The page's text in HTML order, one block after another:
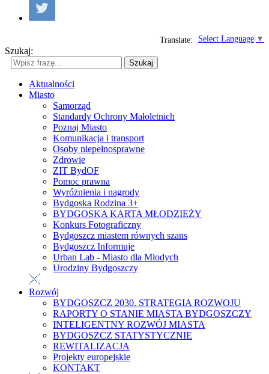
Select Language ▼
Translate:
Szukaj:
Szukaj
Aktualności
Miasto
Samorząd
Standardy Ochrony Małoletnich
Poznaj Miasto
Komunikacja i transport
Osoby niepełnosprawne
Zdrowie
ZIT BydOF
Pomoc prawna
Wyróżnienia i nagrody
Bydgoska Rodzina 3+
BYDGOSKA KARTA MŁODZIEŻY
Konkurs Fotograficzny
Bydgoszcz miastem równych szans
Bydgoszcz Informuje
Urban Lab - Miasto dla Młodych
Urodziny Bydgoszczy
Rozwój
BYDGOSZCZ 2030. STRATEGIA ROZWOJU
RAPORTY O STANIE MIASTA BYDGOSZCZY
INTELIGENTNY ROZWÓJ MIASTA
BYDGOSZCZ STATYSTYCZNIE
REWITALIZACJA
Projekty europejskie
KONTAKT